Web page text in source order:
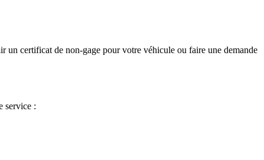
un certificat de non-gage pour votre véhicule ou faire une demande
service :